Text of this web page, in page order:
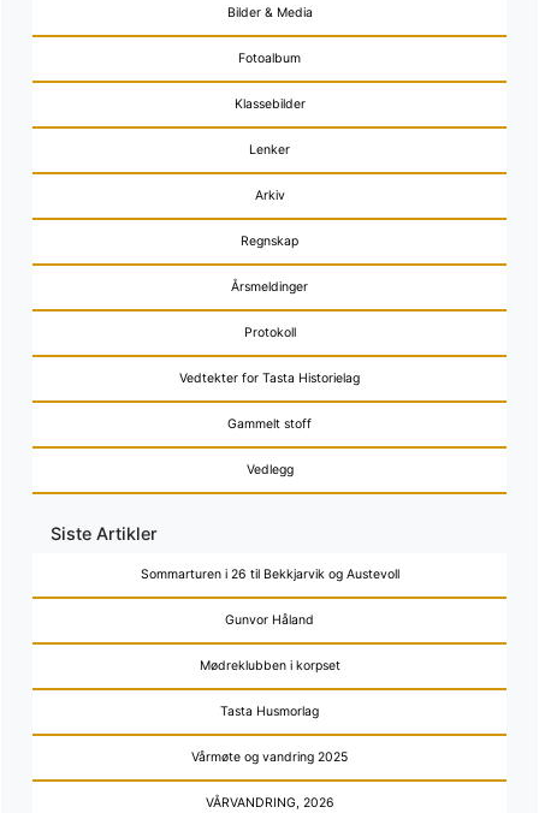
Bilder & Media
Fotoalbum
Klassebilder
Lenker
Arkiv
Regnskap
Årsmeldinger
Protokoll
Vedtekter for Tasta Historielag
Gammelt stoff
Vedlegg
Siste Artikler
Sommarturen i 26 til Bekkjarvik og Austevoll
Gunvor Håland
Mødreklubben i korpset
Tasta Husmorlag
Vårmøte og vandring 2025
VÅRVANDRING, 2026